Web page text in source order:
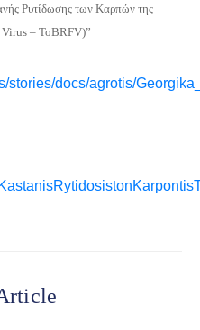
Ρυτίδωσης των Καρπών της
– ToBRFV)”
stories/docs/agrotis/